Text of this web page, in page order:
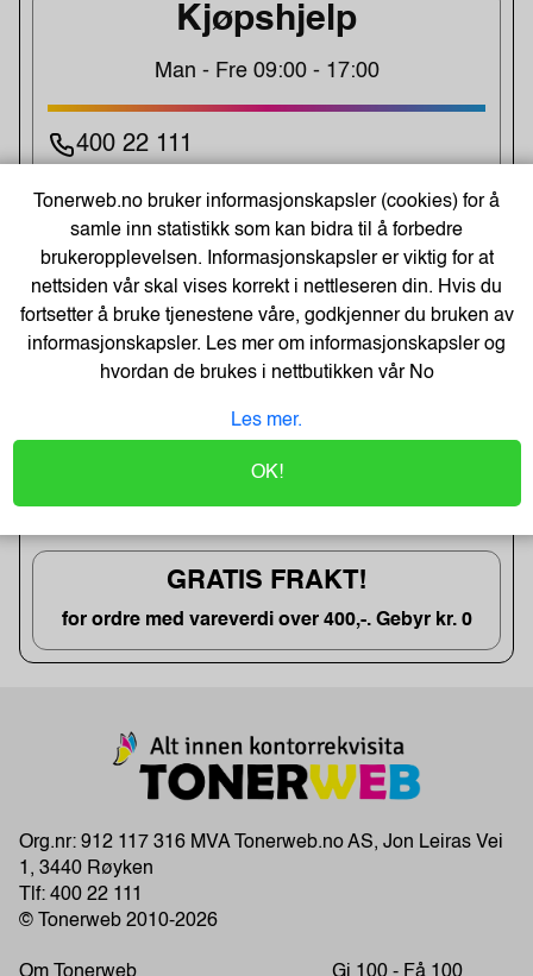
Kjøpshjelp
Man - Fre 09:00 - 17:00
400 22 111
Post@tonerweb.no
UKENS TILBUD!
3 x Cateringfilm Wrapmaster1000
kun kr. 144
GRATIS FRAKT!
for ordre med vareverdi over 400,-. Gebyr kr. 0
Org.nr: 912 117 316 MVA Tonerweb.no AS, Jon Leiras Vei
1, 3440 Røyken
Tlf: 400 22 111
© Tonerweb 2010-2026
Tonerweb.no bruker informasjonskapsler (cookies) for å
samle inn statistikk som kan bidra til å forbedre
brukeropplevelsen. Informasjonskapsler er viktig for at
nettsiden vår skal vises korrekt i nettleseren din. Hvis du
fortsetter å bruke tjenestene våre, godkjenner du bruken av
informasjonskapsler. Les mer om informasjonskapsler og
hvordan de brukes i nettbutikken vårNo
Les mer.
OK!